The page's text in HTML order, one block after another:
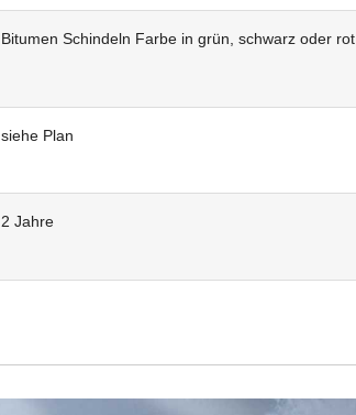
Bitumen Schindeln Farbe in grün, schwarz oder rot
siehe Plan
2 Jahre